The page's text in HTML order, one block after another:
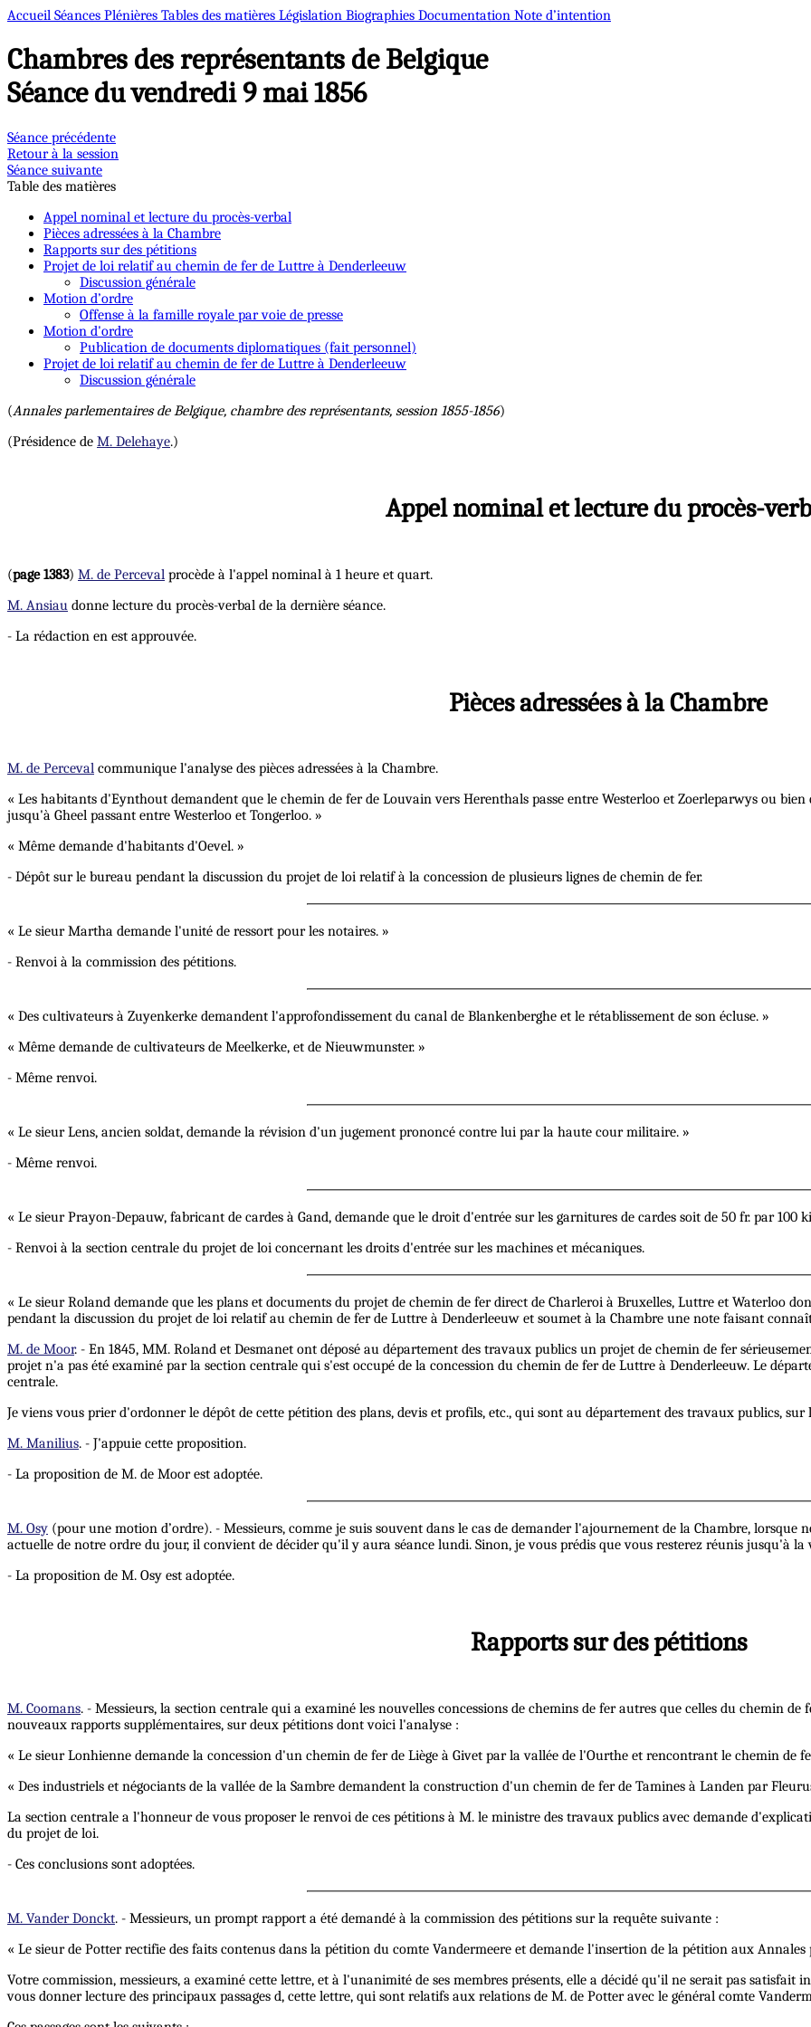
Accueil Séances Plénières Tables des matières Législation Biographies Documentation Note d’intention
Chambres des représentants de Belgique
Séance du vendredi 9 mai 1856
Séance précédente
Retour à la session
Séance suivante
Table des matières
Appel nominal et lecture du procès-verbal
Pièces adressées à la Chambre
Rapports sur des pétitions
Projet de loi relatif au chemin de fer de Luttre à Denderleeuw
Discussion générale
Motion d’ordre
Offense à la famille royale par voie de presse
Motion d'ordre
Publication de documents diplomatiques (fait personnel)
Projet de loi relatif au chemin de fer de Luttre à Denderleeuw
Discussion générale
(Annales parlementaires de Belgique, chambre des représentants, session 1855-1856)
(Présidence de M. Delehaye.)
Appel nominal et lecture du procès-
(page 1383) M. de Perceval procède à l'appel nominal à 1 heure et quart.
M. Ansiau donne lecture du procès-verbal de la dernière séance.
- La rédaction en est approuvée.
Pièces adressées à la Chambre
M. de Perceval communique l'analyse des pièces adressées à la Chambre.
« Les habitants d'Eynthout demandent que le chemin de fer de Louvain vers Herenthals passe entre Westerloo et Zoerleparwys ou
jusqu'à Gheel passant entre Westerloo et Tongerloo. »
« Même demande d'habitants d'Oevel. »
- Dépôt sur le bureau pendant la discussion du projet de loi relatif à la concession de plusieurs lignes de chemin de fer.
« Le sieur Martha demande l'unité de ressort pour les notaires. »
- Renvoi à la commission des pétitions.
« Des cultivateurs à Zuyenkerke demandent l'approfondissement du canal de Blankenberghe et le rétablissement de son écluse. »
« Même demande de cultivateurs de Meelkerke, et de Nieuwmunster. »
- Même renvoi.
« Le sieur Lens, ancien soldat, demande la révision d'un jugement prononcé contre lui par la haute cour militaire. »
- Même renvoi.
« Le sieur Prayon-Depauw, fabricant de cardes à Gand, demande que le droit d'entrée sur les garnitures de cardes soit de 50 fr. par 100
- Renvoi à la section centrale du projet de loi concernant les droits d'entrée sur les machines et mécaniques.
« Le sieur Roland demande que les plans et documents du projet de chemin de fer direct de Charleroi à Bruxelles, Luttre et Waterloo
pendant la discussion du projet de loi relatif au chemin de fer de Luttre à Denderleeuw et soumet à la Chambre une note faisant
M. de Moor. - En 1845, MM. Roland et Desmanet ont déposé au département des travaux publics un projet de chemin de fer
projet n'a pas été examiné par la section centrale qui s'est occupé de la concession du chemin de fer de Luttre à Denderleeuw. Le
centrale.
Je viens vous prier d'ordonner le dépôt de cette pétition des plans, devis et profils, etc., qui sont au département des travaux publics,
M. Manilius. - J'appuie cette proposition.
- La proposition de M. de Moor est adoptée.
M. Osy (pour une motion d’ordre). - Messieurs, comme je suis souvent dans le cas de demander l'ajournement de la Chambre,
actuelle de notre ordre du jour, il convient de décider qu'il y aura séance lundi. Sinon, je vous prédis que vous resterez réunis jusqu'à la
- La proposition de M. Osy est adoptée.
Rapports sur des pétitions
M. Coomans. - Messieurs, la section centrale qui a examiné les nouvelles concessions de chemins de fer autres que celles du chemin
nouveaux rapports supplémentaires, sur deux pétitions dont voici l'analyse :
« Le sieur Lonhienne demande la concession d'un chemin de fer de Liège à Givet par la vallée de l'Ourthe et rencontrant le chemin de
« Des industriels et négociants de la vallée de la Sambre demandent la construction d'un chemin de fer de Tamines à Landen par
La section centrale a l'honneur de vous proposer le renvoi de ces pétitions à M. le ministre des travaux publics avec demande
du projet de loi.
- Ces conclusions sont adoptées.
M. Vander Donckt. - Messieurs, un prompt rapport a été demandé à la commission des pétitions sur la requête suivante :
« Le sieur de Potter rectifie des faits contenus dans la pétition du comte Vandermeere et demande l'insertion de la pétition aux Annales
Votre commission, messieurs, a examiné cette lettre, et à l'unanimité de ses membres présents, elle a décidé qu'il ne serait pas
vous donner lecture des principaux passages d, cette lettre, qui sont relatifs aux relations de M. de Potter avec le général comte